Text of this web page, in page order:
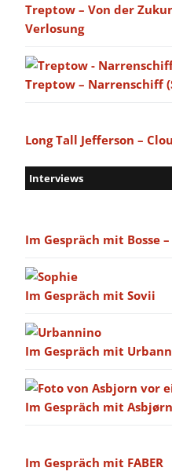
Treptow – Von der
Verlosung
Treptow – Narrenschiff
Long Tall Jefferson –
Interviews
Im Gespräch mit Bosse
Im Gespräch mit Sovii
Im Gespräch mit
Im Gespräch mit Asbjørn
Im Gespräch mit FABER